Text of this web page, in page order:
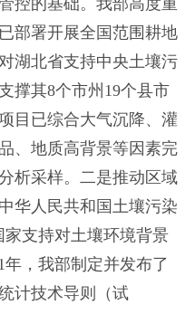
部署开展全国范围耕地
湖北省支持中央土壤污
撑其8个市州19个县市
目已综合大气沉降、灌
、地质高背景等因素完
析采样。二是推动区域
华人民共和国土壤污染
家支持对土壤环境背景
年，我部制定并发布了
计技术导则（试